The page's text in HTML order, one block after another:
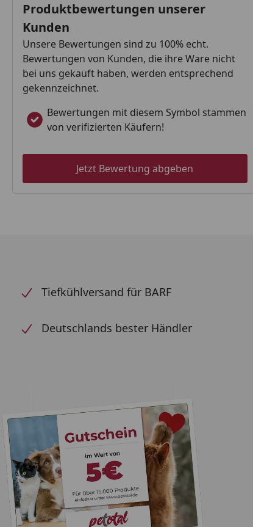
Produktbewertungen unserer
Kunden
Unsere Bewertungen sind zu 100% echt.
Bewertungen von Kunden, die ihre Ware nicht
bei uns gekauft haben, werden entsprechend
gekennzeichnet.
Bewertungen mit diesem Symbol stammen
von verifizierten Käufern!
Jetzt Bewertung abgeben
Tiefkühlversand für BARF
Deutschlands bester Händler